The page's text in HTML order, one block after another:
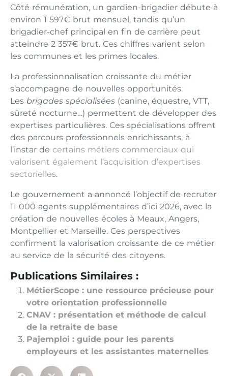
Côté rémunération, un gardien-brigadier débute à
environ 1 597€ brut mensuel, tandis qu’un
brigadier-chef principal en fin de carrière peut
atteindre 2 357€ brut. Ces chiffres varient selon
les communes et les primes locales.
La professionnalisation croissante du métier
s’accompagne de nouvelles opportunités.
Les brigades spécialisées (canine, équestre, VTT,
sûreté nocturne…) permettent de développer des
expertises particulières. Ces spécialisations offrent
des parcours professionnels enrichissants, à
l’instar de certains métiers commerciaux qui
valorisent également l’acquisition d’expertises
sectorielles.
Le gouvernement a annoncé l’objectif de recruter
11 000 agents supplémentaires d’ici 2026, avec la
création de nouvelles écoles à Meaux, Angers,
Montpellier et Marseille. Ces perspectives
confirment la valorisation croissante de ce métier
au service de la sécurité des citoyens.
Publications Similaires :
MétierScope : une ressource précieuse pour
votre orientation professionnelle
CNAV : présentation et méthode de calcul
de la retraite de base
Pajemploi : guide pour les parents
employeurs et les assistantes maternelles